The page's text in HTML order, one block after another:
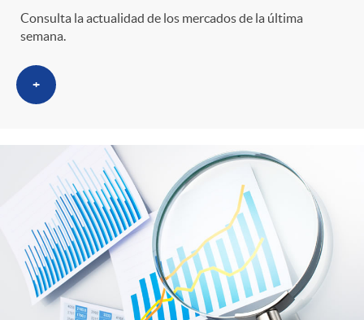
Consulta la actualidad de los mercados de la última
semana.
+